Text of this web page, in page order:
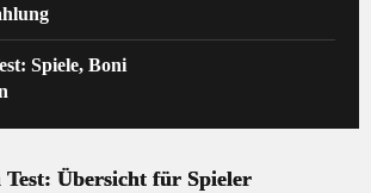
Spiele, Boni
Übersicht für Spieler